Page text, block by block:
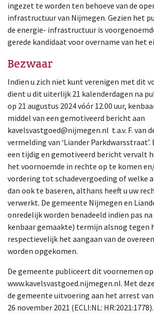
ingezet te worden ten behoeve van de
infrastructuur van Nijmegen. Gezien het
de energie- infrastructuur is
gerede kandidaat voor overname van het
Bezwaar
Indien u zich niet kunt verenigen met dit
dient u dit uiterlijk 21 kalenderdagen na
op 21 augustus 2024 vóór 12.00 uur,
middel van een gemotiveerd bericht aan
kavelsvastgoed@nijmegen.nl t.a.v. F. van
vermelding van ‘Liander Parkdwarsstraat’.
een tijdig en gemotiveerd bericht vervalt
het voornoemde in rechte op te komen
vordering tot schadevergoeding of welke
dan ook te baseren, althans heeft u uw
verwerkt. De gemeente Nijmegen en
onredelijk worden benadeeld indien pas
kenbaar gemaakte) termijn alsnog tegen
respectievelijk het aangaan van de
worden opgekomen.
De gemeente publiceert dit voornemen op
www.kavelsvastgoed.nijmegen.nl. Met
de gemeente uitvoering aan het arrest van
26 november 2021 (ECLI:NL: HR:2021:1778).